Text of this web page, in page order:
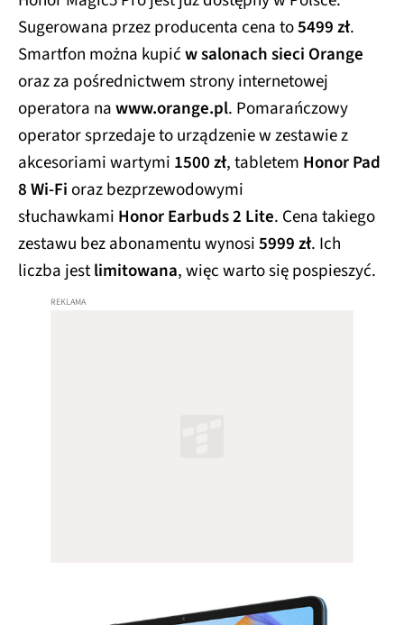
Sugerowana przez producenta cena to5499 zł.
Smartfon można kupićw salonach sieci Orange
oraz za pośrednictwem strony internetowej
operatora nawww.orange.pl. Pomarańczowy
operator sprzedaje to urządzenie w zestawie z
akcesoriami wartymi 1500 zł, tabletem Honor Pad
8 Wi-Fioraz bezprzewodowymi
słuchawkami Honor Earbuds 2 Lite. Cena takiego
zestawu bez abonamentu wynosi5999 zł. Ich
liczba jestlimitowana, więc warto się pospieszyć.